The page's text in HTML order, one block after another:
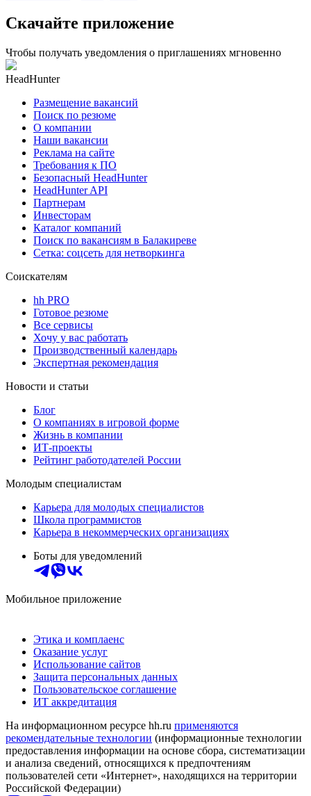
Скачайте приложение
Чтобы получать уведомления о приглашениях мгновенно
HeadHunter
Размещение вакансий
Поиск по резюме
О компании
Наши вакансии
Реклама на сайте
Требования к ПО
Безопасный HeadHunter
HeadHunter API
Партнерам
Инвесторам
Каталог компаний
Поиск по вакансиям в Балакиреве
Сетка: соцсеть для нетворкинга
Соискателям
hh PRO
Готовое резюме
Все сервисы
Хочу у вас работать
Производственный календарь
Экспертная рекомендация
Новости и статьи
Блог
О компаниях в игровой форме
Жизнь в компании
ИТ-проекты
Рейтинг работодателей России
Молодым специалистам
Карьера для молодых специалистов
Школа программистов
Карьера в некоммерческих организациях
Боты для уведомлений
Мобильное приложение
Этика и комплаенс
Оказание услуг
Использование сайтов
Защита персональных данных
Пользовательское соглашение
ИТ аккредитация
На информационном ресурсе hh.ru применяются
рекомендательные технологии (информационные технологии
предоставления информации на основе сбора, систематизации
и анализа сведений, относящихся к предпочтениям
пользователей сети «Интернет», находящихся на территории
Российской Федерации)